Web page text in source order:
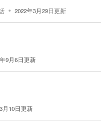
2022年3月29日更新
9月6日更新
月10日更新